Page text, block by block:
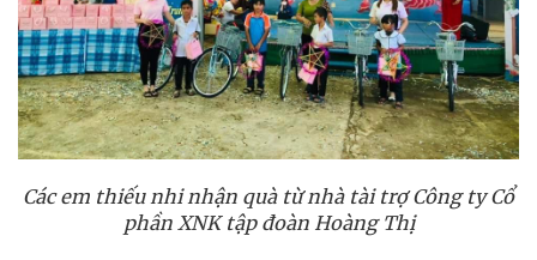
Các em thiếu nhi nhận quà từ nhà tài trợ Công ty Cổ
phần XNK tập đoàn Hoàng Thị